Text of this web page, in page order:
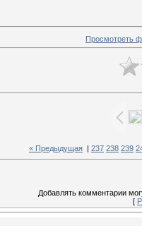
Просмотреть
« Предыдущая 237 238 239
Добавлять комментарии
[